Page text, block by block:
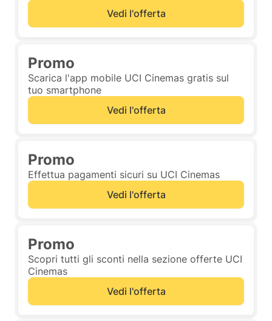
Vedi l'offerta
Promo
Scarica l'app mobile UCI Cinemas gratis sul
tuo smartphone
Vedi l'offerta
Promo
Effettua pagamenti sicuri su UCI Cinemas
Vedi l'offerta
Promo
Scopri tutti gli sconti nella sezione offerte UCI
Cinemas
Vedi l'offerta